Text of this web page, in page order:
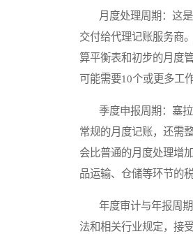
月度处理周期：这是
交付给代理记账服务商
算平衡表和初步的月度
可能需要10个或更多工
季度申报周期：塞拉
常规的月度记账，还需
会比普通的月度处理增
品运输、仓储等环节的
年度审计与年报周期
法和相关行业规定，接